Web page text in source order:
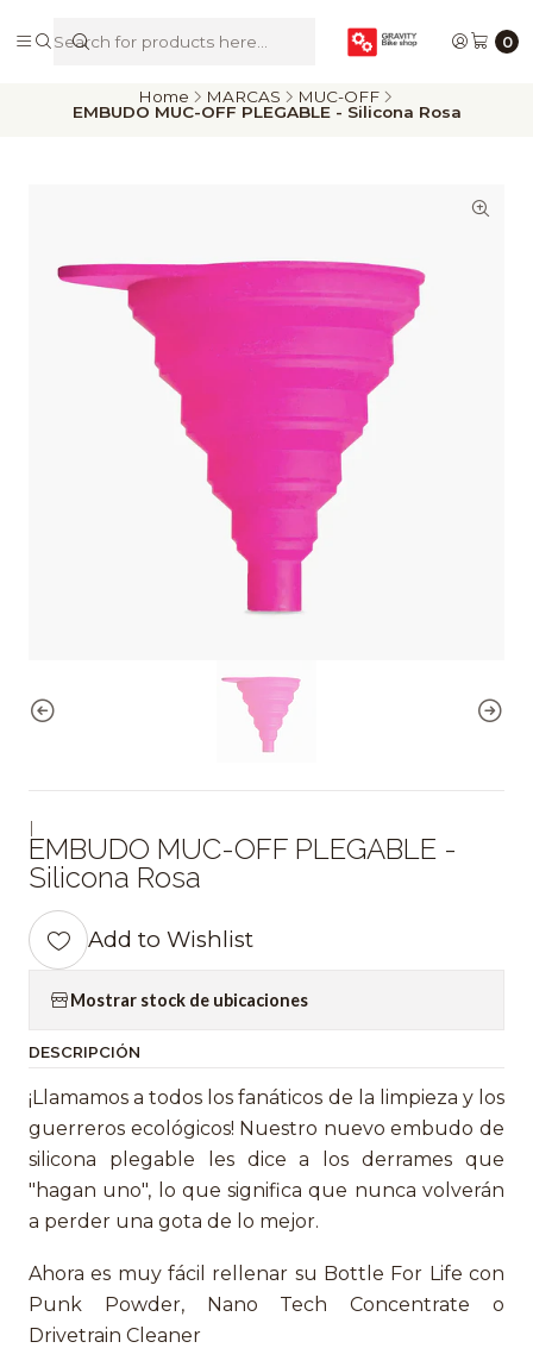
0
De Riders para Riders
Home MARCAS
MUC-OFF
EMBUDO MUC-OFF PLEGABLE - Silicona Rosa
|
EMBUDO MUC-OFF PLEGABLE -
Silicona Rosa
Add to Wishlist
Mostrar stock de ubicaciones
DESCRIPCIÓN
¡Llamamos a todos los fanáticos de la limpieza y los
guerreros ecológicos! Nuestro nuevo embudo de
silicona plegable les dice a los derrames que
"hagan uno", lo que significa que nunca volverán
a perder una gota de lo mejor.
Ahora es muy fácil rellenar su Bottle For Life con
Punk Powder, Nano Tech Concentrate o
Drivetrain Cleaner